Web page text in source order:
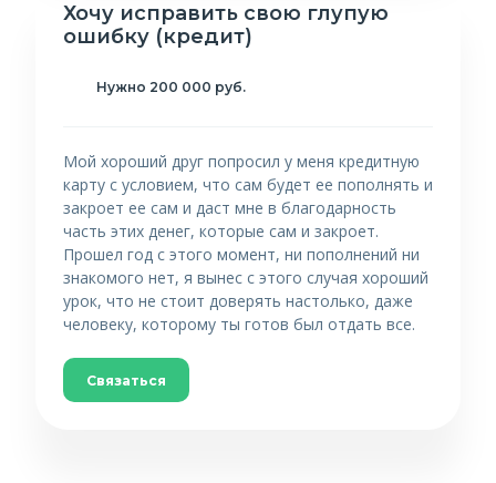
Хочу исправить свою глупую
ошибку (кредит)
Нужно 200 000 руб.
Мой хороший друг попросил у меня кредитную
карту с условием, что сам будет ее пополнять и
закроет ее сам и даст мне в благодарность
часть этих денег, которые сам и закроет.
Прошел год с этого момент, ни пополнений ни
знакомого нет, я вынес с этого случая хороший
урок, что не стоит доверять настолько, даже
человеку, которому ты готов был отдать все.
Связаться